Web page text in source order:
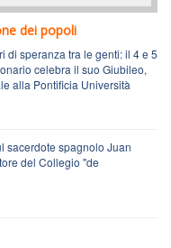
dei popoli
di speranza tra le genti: il 4 e 5
celebra il suo Giubileo,
alla Pontificia Università
sacerdote spagnolo Juan
del Collegio "de